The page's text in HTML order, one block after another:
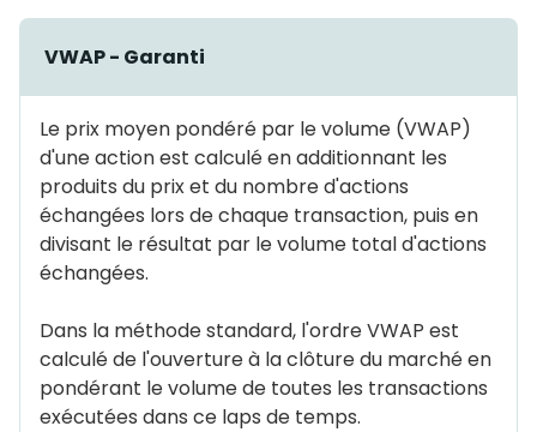
VWAP - Garanti
Le prix moyen pondéré par le volume (VWAP)
d'une action est calculé en additionnant les
produits du prix et du nombre d'actions
échangées lors de chaque transaction, puis en
divisant le résultat par le volume total d'actions
échangées.
Dans la méthode standard, l'ordre VWAP est
calculé de l'ouverture à la clôture du marché en
pondérant le volume de toutes les transactions
exécutées dans ce laps de temps.